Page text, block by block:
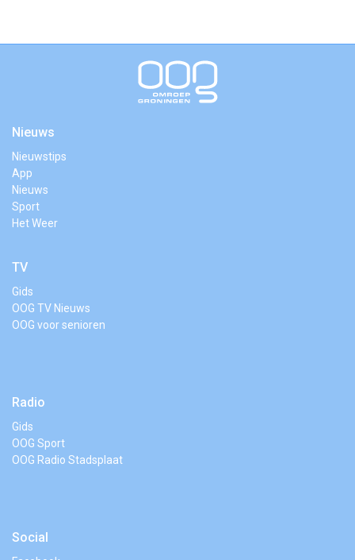
Nieuws
Nieuwstips
App
Nieuws
Sport
Het Weer
TV
Gids
OOG TV Nieuws
OOG voor senioren
Radio
Gids
OOG Sport
OOG Radio Stadsplaat
Social